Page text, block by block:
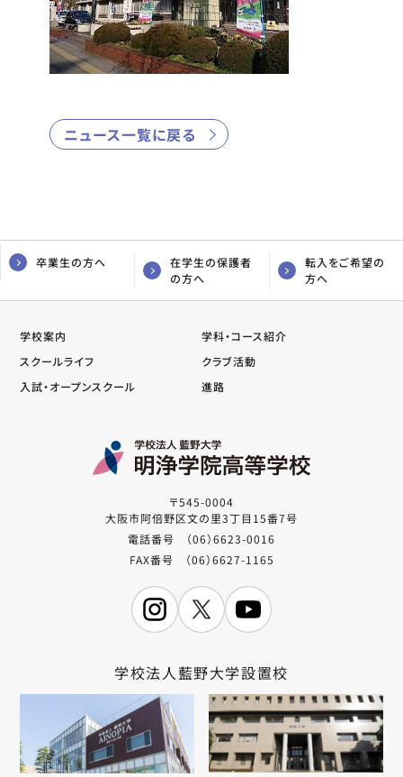
ニュース一覧に戻る
卒業生の方へ
在学生の保護者
の方へ
転入をご希望の
方へ
〒545-0004
大阪市阿倍野区文の里3丁目15番7号
電話番号 （06）6623-0016
FAX番号 （06）6627-1165
学校法人藍野大学設置校
学校案内
学科・コース紹介
スクールライフ
クラブ活動
入試・オープンスクール
進路